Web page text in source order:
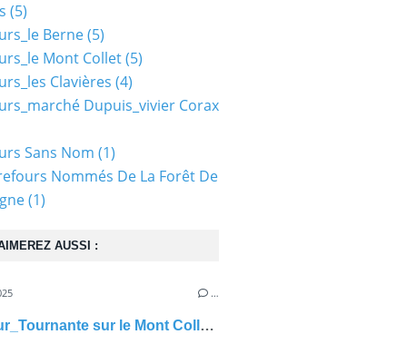
AUSSI :
…
carrefour_Tournante sur le Mont Collet_Route de l'étang
(5)
Berne(5)
Mont Collet(5)
Clavières (4)
Dupuis_vivier Corax
Sans Nom (1)
Nommés De La Forêt De
(1)